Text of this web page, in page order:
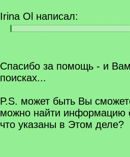
Irina Ol написал:
[[
Спасибо за помощь - и
поисках...
P.S. может быть Вы
можно найти информацию
что указаны в Этом деле?